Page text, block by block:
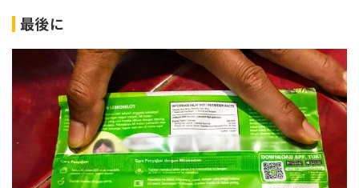
最後に